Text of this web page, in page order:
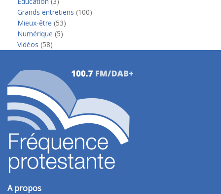
Grands entretiens (100)
Mieux-être (53)
Numérique (5)
Vidéos (58)
A propos